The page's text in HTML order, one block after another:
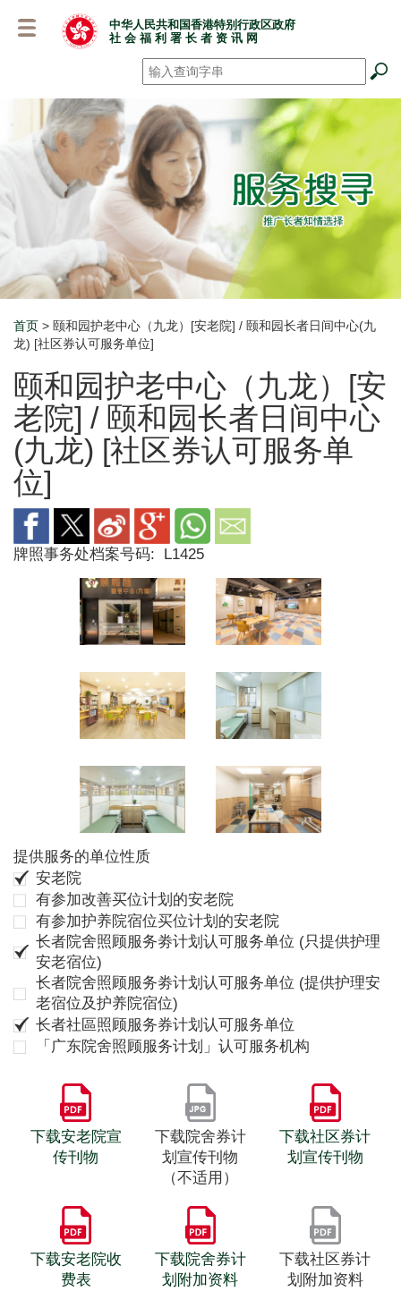
中华人民共和国香港特别行政区政府
社 会 福 利 署 长 者 资 讯 网
搜寻 *
Breadcrumb
首页 > 颐和园护老中心（九龙）[安老院] / 颐和园长者日间中心(九
龙) [社区券认可服务单位]
颐和园护老中心（九龙）[安
老院] / 颐和园长者日间中心
(九龙) [社区券认可服务单
位]
牌照事务处档案号码: L1425
提供服务的单位性质
安老院
有参加改善买位计划的安老院
有参加护养院宿位买位计划的安老院
长者院舍照顾服务劵计划认可服务单位 (只提供护理
安老宿位)
长者院舍照顾服务劵计划认可服务单位 (提供护理安
老宿位及护养院宿位)
长者社區照顾服务券计划认可服务单位
「广东院舍照顾服务计划」认可服务机构
下载安老院宣
传刊物
下载院舍券计
划宣传刊物
（不适用）
下载社区券计
划宣传刊物
下载安老院收
费表
下载院舍券计
划附加资料
下载社区券计
划附加资料